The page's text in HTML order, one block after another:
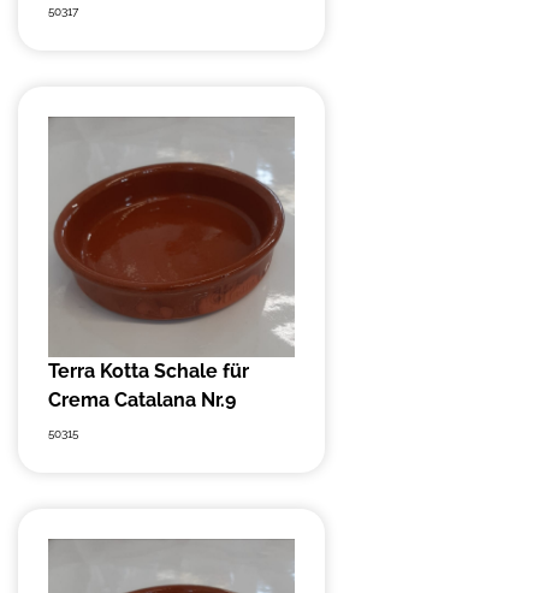
50317
Terra Kotta Schale für
Crema Catalana Nr.9
50315